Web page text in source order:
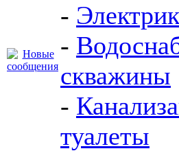
-
-
скважины
-
туалеты